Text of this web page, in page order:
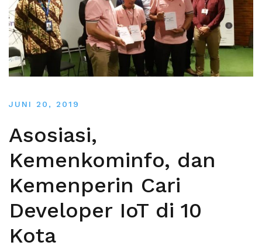
JUNI 20, 2019
Asosiasi,
Kemenkominfo, dan
Kemenperin Cari
Developer IoT di 10
Kota